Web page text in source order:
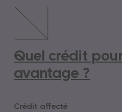
Quel crédit
avantage ?
Crédit affecté